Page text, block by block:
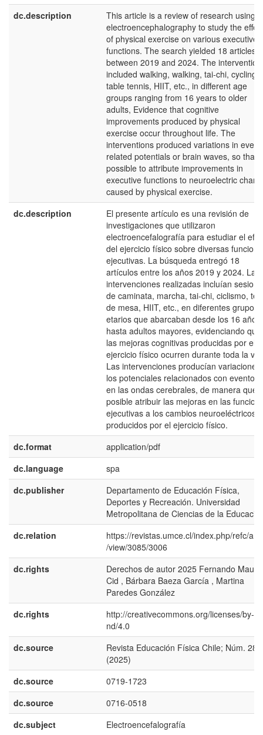
dc.description
This article is a review of research using
electroencephalography to study the
of physical exercise on various executive
functions. The search yielded 18 articles
between 2019 and 2024. The
included walking, walking, tai-chi, cycling,
table tennis, HIIT, etc., in different age
groups ranging from 16 years to older
adults, Evidence that cognitive
improvements produced by physical
exercise occur throughout life. The
interventions produced variations in
related potentials or brain waves, so that
possible to attribute improvements in
executive functions to neuroelectric
caused by physical exercise.
dc.description
El presente artículo es una revisión de
investigaciones que utilizaron
electroencefalografía para estudiar el
del ejercicio físico sobre diversas
ejecutivas. La búsqueda entregó 18
artículos entre los años 2019 y 2024. Las
intervenciones realizadas incluían
de caminata, marcha, tai-chi, ciclismo,
de mesa, HIIT, etc., en diferentes grupos
etarios que abarcaban desde los 16 años
hasta adultos mayores, evidenciando que
las mejoras cognitivas producidas por el
ejercicio físico ocurren durante toda la
Las intervenciones producían variaciones
los potenciales relacionados con eventos
en las ondas cerebrales, de manera que
posible atribuir las mejoras en las
ejecutivas a los cambios neuroeléctricos
producidos por el ejercicio físico.
dc.format
application/pdf
dc.language
spa
dc.publisher
Departamento de Educación Física,
Deportes y Recreación. Universidad
Metropolitana de Ciencias de la
dc.relation
https://revistas.umce.cl/index.php/refc/
/view/3085/3006
dc.rights
Derechos de autor 2025 Fernando
Cid , Bárbara Baeza García , Martina
Paredes González
dc.rights
http://creativecommons.org/licenses/by-
nd/4.0
dc.source
Revista Educación Física Chile; Núm. 280
(2025)
dc.source
0719-1723
dc.source
0716-0518
dc.subject
Electroencefalografía